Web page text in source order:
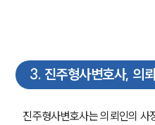
3. 진주형사변호사, 의
진주형사변호사는 의뢰인의 사